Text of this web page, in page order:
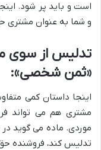
است و باید پر شود.
و شما به عنوان مشتری
تدلیس از سوی
«ثمن شخصی»:
اینجا داستان کمی
مشتری هم می تواند
موردی. ماده می گوید
تدلیس کند، فروشنده